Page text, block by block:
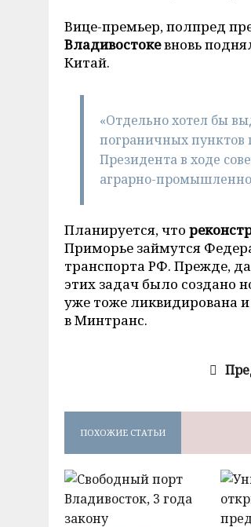
Вице-премьер, полпред
Владивостокевновь
Китай.
«Отдельно хотел бы
пограничных пунктов
Президента в ходе
аграрно-
Планируется, что
Приморье займутся
транспорта РФ. Прежде,
этих задач было создано
уже тоже ликвидирована
в Минтранс.
ПОХОЖИЕ СТАТЬИ